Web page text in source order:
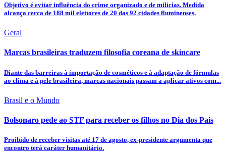
Objetivo é evitar influência do crime organizado e de milícias. Medida
alcança cerca de 188 mil eleitores de 20 das 92 cidades fluminenses.
Geral
Marcas brasileiras traduzem filosofia coreana de skincare
Diante das barreiras à importação de cosméticos e à adaptação de fórmulas
ao clima e à pele brasileira, marcas nacionais passam a aplicar ativos com...
Brasil e o Mundo
Bolsonaro pede ao STF para receber os filhos no Dia dos Pais
Proibido de receber visitas até 17 de agosto, ex-presidente argumenta que
encontro terá caráter humanitário.